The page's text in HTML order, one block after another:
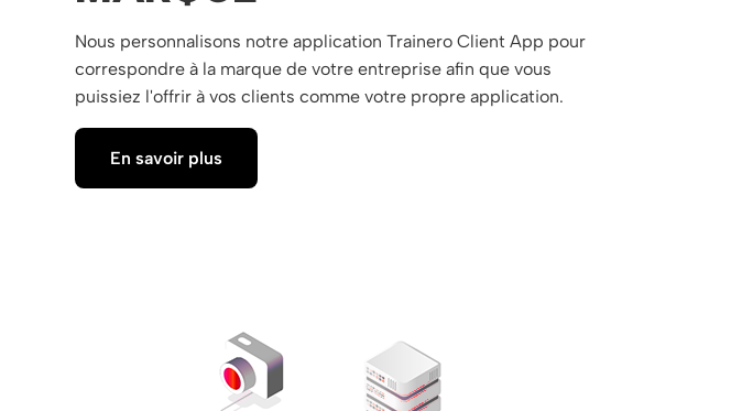
Nous personnalisons notre application Trainero Client App pour
correspondre à la marque de votre entreprise afin que vous
puissiez l'offrir à vos clients comme votre propre application.
En savoir plus